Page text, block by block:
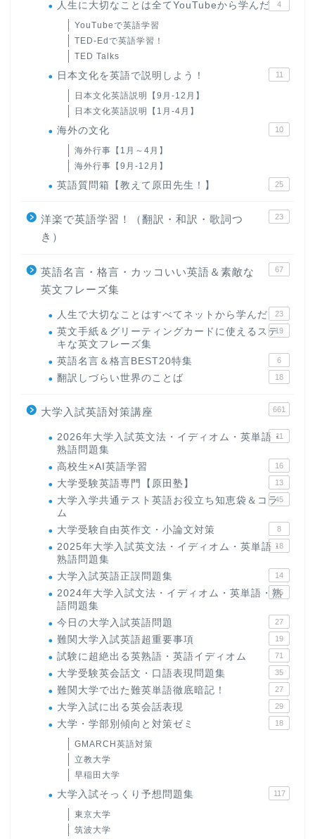
人生に大切なことは全てYouTubeから学んだ 4
YouTubeで英語学習
TED-Edで英語学習！
TED Talks
日本文化を英語で説明しよう！ 11
日本文化英語説明【9月-12月】
日本文化英語説明【1月-4月】
海外の文化 10
海外行事【1月～4月】
海外行事【9月-12月】
英語質問箱【教えて原田先生！】 25
洋楽で英語学習！（翻訳・和訳・歌詞つ
き）
23
英語名言・格言・カッコいい英語＆素敵な
英文フレーズ集
67
人生で大切なことはすべてネットから学んだ 23
英文手紙＆グリーティングカードに使えるステ
キな英文フレーズ集
19
英語名言＆格言BEST20特集 6
翻訳しづらい世界のことば 18
大学入試英語対策講座 661
2026年大学入試英文法・イディオム・英単語・
熟語問題集
11
高校生×AI英語学習 16
大学受験英語専門【原田塾】 13
大学入学共通テスト英語お役立ち知恵袋＆コラ
ム
45
大学受験自由英作文・小論文対策 8
2025年大学入試英文法・イディオム・英単語・
熟語問題集
18
大学入試英語正誤問題集 14
2024年大学入試文法・イディオム・英単語・熟
語問題集
15
今日の大学入試英語問題 27
難関大学入試英語超重要事項 19
試験に超絶出る英熟語・英語イディオム 71
大学受験英会話文・口語表現問題集 35
難関大学で出た難英単語徹底暗記！ 27
大学入試に出る英会話表現 29
大学・学部別傾向と対策ゼミ 18
GMARCH英語対策
立教大学
早稲田大学
大学入試そっくり予想問題集 117
東京大学
筑波大学